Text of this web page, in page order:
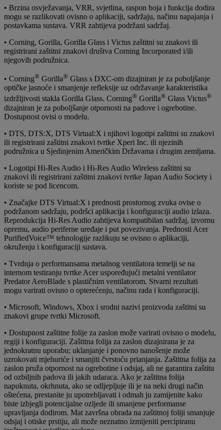
• Brzina osvježavanja, VRR, svjetlina, raspon boja i funkcija dodira
mogu se razlikovati ovisno o aplikaciji, sadržaju, načinu napajanja i
postavkama sustava. VRR zahtijeva podržani sadržaj.
• Corning, Gorilla, Gorilla Glass i Victus zaštitni su znakovi ili
registrirani zaštitni znakovi društva Corning Incorporated i/ili
njegovih podružnica.
• Corning® Gorilla® Glass s DXC-om dizajniran je za poboljšanje
optičke jasnoće i smanjenje refleksije uz održavanje karakteristika
izdržljivosti stakla Gorilla Glass. Corning® Gorilla® Glass Victus®
dizajniran je za poboljšanje otpornosti na padove i ogrebotine.
Dostupnost ovisi o modelu.
• DTS, DTS:X, DTS Virtual:X i njihovi logotipi zaštitni su znakovi
ili registrirani zaštitni znakovi tvrtke Xperi Inc. ili njezinih
podružnica u Sjedinjenim Američkim Državama i drugim zemljama.
• Logotipi Hi-Res Audio i Hi-Res Audio Wireless zaštitni su
znakovi ili registrirani zaštitni znakovi tvrtke Japan Audio Society i
koriste se pod licencom.
• Značajke DTS Virtual:X i prednosti prostornog zvuka ovise o
podržanom sadržaju, podršci aplikacija i konfiguraciji audio izlaza.
Reprodukcija Hi-Res Audio zahtijeva kompatibilan sadržaj, izvornu
opremu, audio periferne uređaje i put povezivanja. Prednosti Acer
PurifiedVoice™ tehnologije razlikuju se ovisno o aplikaciji,
okruženju i konfiguraciji sustava.
• Tvrdnja o performansama metalnog ventilatora temelji se na
internom testiranju tvrtke Acer uspoređujući metalni ventilator
Predator AeroBlade s plastičnim ventilatorom. Stvarni rezultati
mogu varirati ovisno o opterećenju, načinu rada i konfiguraciji.
• Microsoft, Windows, Xbox i srodni nazivi proizvoda zaštitni su
znakovi grupe tvrtki Microsoft.
• Dostupnost zaštitne folije za zaslon može varirati ovisno o modelu,
regiji i konfiguraciji. Zaštitna folija za zaslon dizajnirana je za
jednokratnu uporabu; uklanjanje i ponovno nanošenje može
uzrokovati mjehuriće i smanjiti čvrstoću prianjanja. Zaštitna folija za
zaslon pruža otpornost na ogrebotine i odsjaj, ali ne garantira zaštitu
od ozbiljnih padova ili jakih udaraca. Ako je zaštitna folija
napuknuta, okrhnuta, ako se odljepljuje ili je na neki drugi način
oštećena, prestanite ju upotrebljavati i odmah ju zamijenite kako
biste izbjegli potencijalne ozljede ili smanjene performanse
upravljanja dodirom. Mat završna obrada na zaštitnoj foliji smanjuje
odsjaj i otiske prstiju, ali može neznatno izmijeniti percipiranu